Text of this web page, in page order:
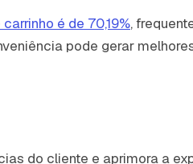
é de 70,19%,
pode gerar
do cliente e aprimora a